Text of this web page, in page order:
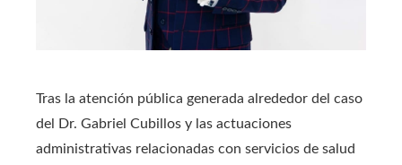
Tras la atención pública generada alrededor del caso
del Dr. Gabriel Cubillos y las actuaciones
administrativas relacionadas con servicios de salud